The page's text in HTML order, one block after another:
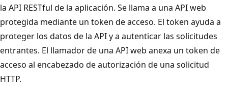
la API RESTful de la aplicación. Se llama a una API web
protegida mediante un token de acceso. El token ayuda a
proteger los datos de la API y a autenticar las solicitudes
entrantes. El llamador de una API web anexa un token de
acceso al encabezado de autorización de una solicitud
HTTP.